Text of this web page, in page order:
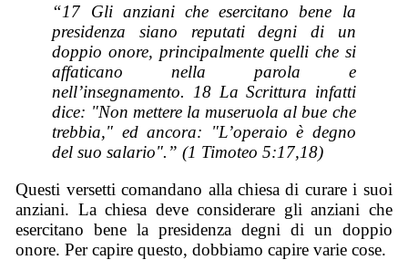
“17 Gli anziani che esercitano bene la
presidenza siano reputati degni di un
doppio onore, principalmente quelli che si
affaticano nella parola e
nell’insegnamento. 18 La Scrittura infatti
dice: "Non mettere la museruola al bue che
trebbia," ed ancora: "L’operaio è degno
del suo salario".” (1 Timoteo 5:17,18)
Questi versetti comandano alla chiesa di curare i suoi
anziani. La chiesa deve considerare gli anziani che
esercitano bene la presidenza degni di un doppio
onore. Per capire questo, dobbiamo capire varie cose.